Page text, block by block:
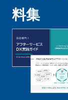
料集